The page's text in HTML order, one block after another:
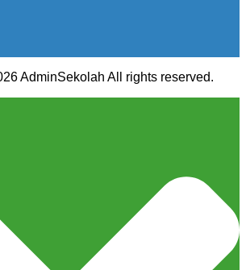
AdminSekolah All rights reserved.